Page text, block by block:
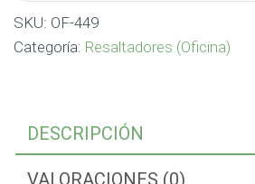
SKU: OF-449
Categoría: Resaltadores (Oficina)
DESCRIPCIÓN
VALORACIONES (0)